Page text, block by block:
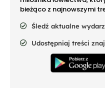
bieżąco z najnowszymi
Śledź aktualne
Udostępniaj treści